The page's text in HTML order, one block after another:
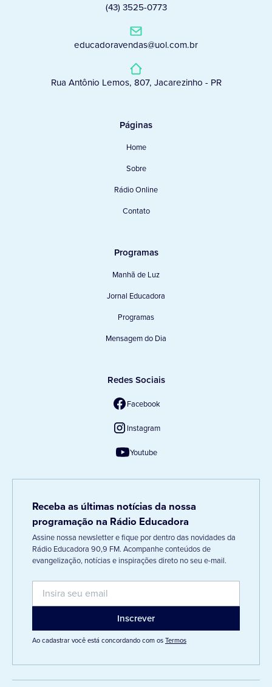
(43) 3525-0773
educadoravendas@uol.com.br
Rua Antônio Lemos, 807, Jacarezinho - PR
Páginas
Home
Sobre
Rádio Online
Contato
Programas
Manhã de Luz
Jornal Educadora
Programas
Mensagem do Dia
Redes Sociais
Facebook
Instagram
Youtube
Receba as últimas notícias da nossa
programação na Rádio Educadora
Assine nossa newsletter e fique por dentro das novidades da
Rádio Educadora 90,9 FM. Acompanhe conteúdos de
evangelização, notícias e inspirações direto no seu e-mail.
Ao cadastrar você está concordando com osTermos